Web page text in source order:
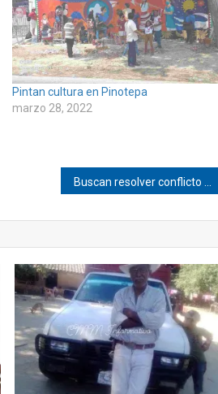
Pintan cultura en Pinotepa
marzo 28, 2022